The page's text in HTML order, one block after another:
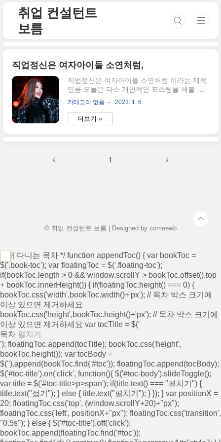
취업 컨설턴트
보름
직업정신은 여자아이들 소연처럼,
직업정신은 여자아이들 소연처럼 이라는 제목
만큼 오늘은 다소 개인적인 포스팅을 해볼 생
각이에요. 여러분들의 "직업정신"이라고 한다
면 어떤 생각이 드시나요? 면접에서의 "직업
가치관"을 말하는 것이 아니라 본인이 생각하
는 "직업에 대한 열정"은 어떻게 생각하시나
고 있었던 것을 볼 수 있었는데요. 최신 히트작
카테고리 없음 2023. 1. 6.
더보기 ››
1
© 취업 컨설턴트 보름 | Designed by comnewb
/* 떠 다니는 목차 */ function appendToc() { var bookToc =
$('.book-toc'); var floatingToc = $('.floating-toc');
if(bookToc.length > 0 && window.scrollY > bookToc.offset().top
+ bookToc.innerHeight()) { if(floatingToc.height() === 0) {
bookToc.css('width',bookToc.width()+'px'); // 목차 박스 크기에
이상 있으면 제거하세요
bookToc.css('height',bookToc.height()+'px'); // 목차 박스 크기에
이상 있으면 제거하세요 var tocTitle = $('
목차 펼치기
'); floatingToc.append(tocTitle); bookToc.css('height',
bookToc.height()); var tocBody =
$('').append(bookToc.find('#toc')); floatingToc.append(tocBody);
$('#toc-title').on('click', function(){ $('#toc-body').slideToggle();
var title = $('#toc-title>p>span'); if(title.text() === "펼치기") {
title.text("접기"); } else { title.text("펼치기"); } }); } var positionX =
20; floatingToc.css('top', (window.scrollY+20)+"px");
floatingToc.css('left', positionX+"px"); floatingToc.css('transition',
"0.5s"); } else { $('#toc-title').off('click');
bookToc.append(floatingToc.find('#toc'));